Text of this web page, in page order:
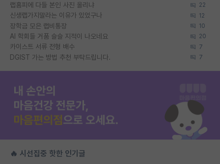
랩홈피에 다들 본인 사진 올리냐 22
신생랩가지말라는 이유가 있었구나 12
장학금 모은 랩비통장 10
AI 학회들 거품 슬슬 지적이 나오네요 20
카이스트 서류 전형 배수 7
DGIST 가는 방법 추천 부탁드립니다. 7
🔥 시선집중 핫한 인기글